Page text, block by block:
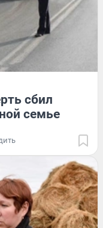
сбил
семье